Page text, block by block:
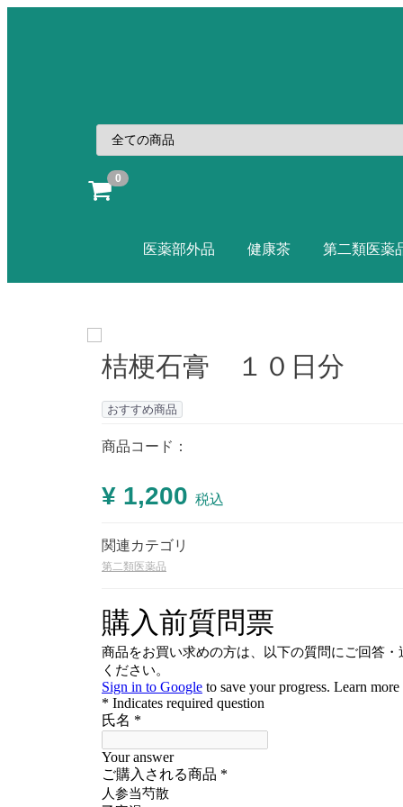
0
医薬部外品 健康茶 第二類医薬
桔梗石膏 １０日分
おすすめ商品
商品コード：
¥ 1,200 税込
関連カテゴリ
第二類医薬品